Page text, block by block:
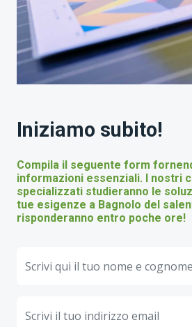
Iniziamo subito!
Compila il seguente form
informazioni essenziali. I nostri
specializzati studieranno le
tue esigenze a Bagnolo del
risponderanno entro poche ore!